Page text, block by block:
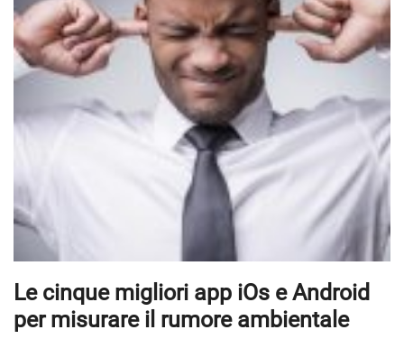
Le cinque migliori app iOs e Android
per misurare il rumore ambientale